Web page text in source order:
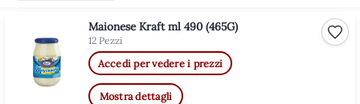
Maionese Kraft ml 490 (465G)
12 Pezzi
Accedi per vedere i prezzi
Mostra dettagli